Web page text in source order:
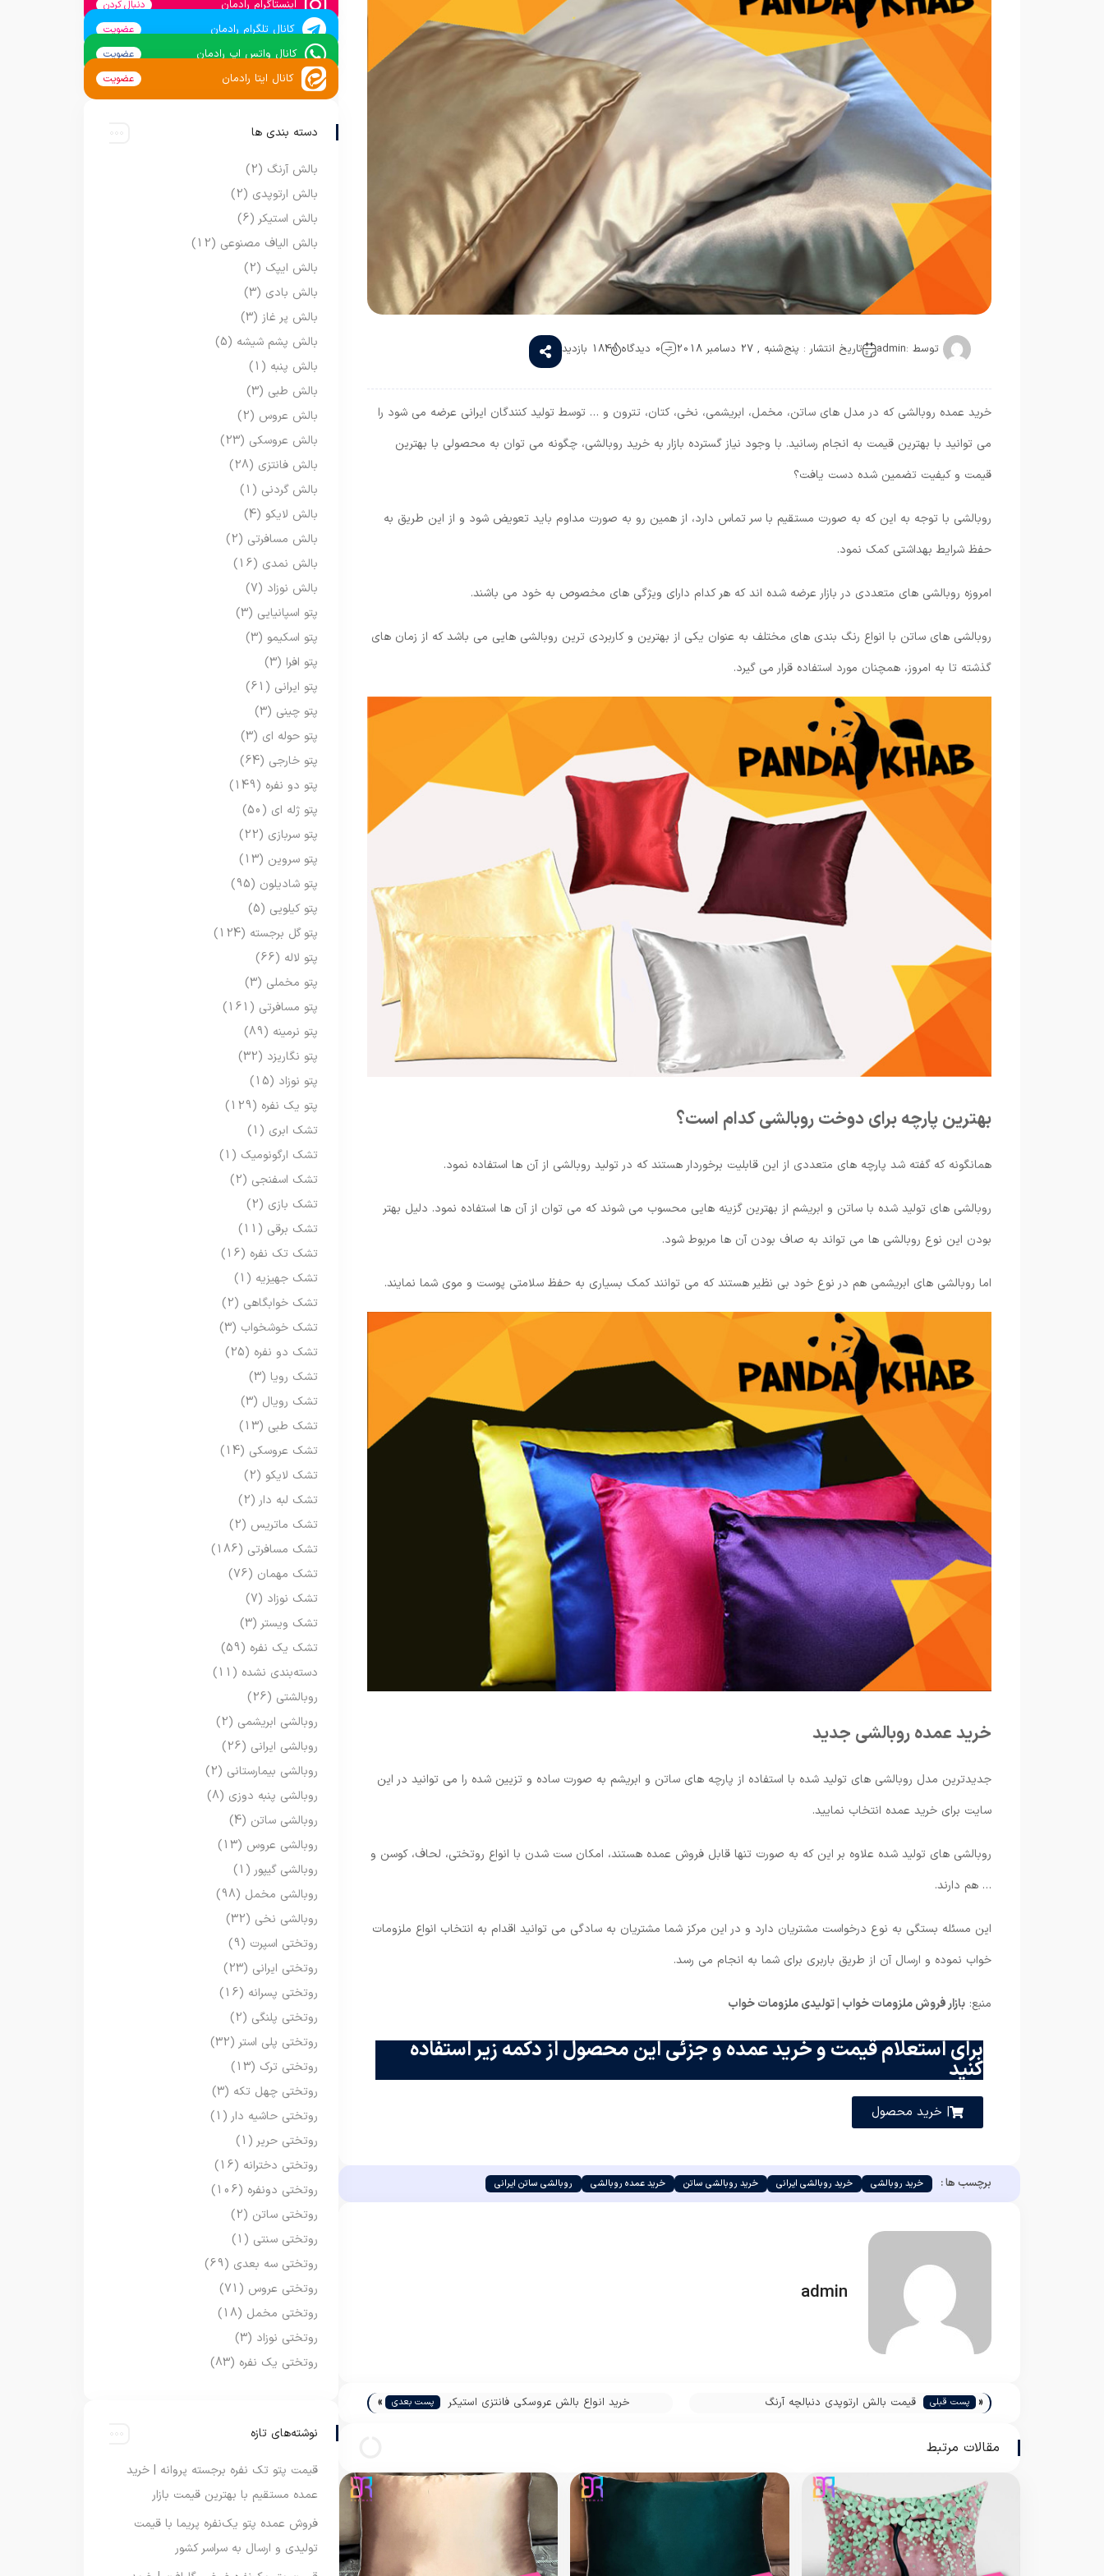
توسط :admin تاریخ انتشار : پنج‌شنبه , 27 دسامبر 2018 0 دیدگاه 184 بازدید
خرید عمده روبالشی که در مدل های ساتن، مخمل، ابریشمی، نخی، کتان، تترون و … توسط تولید کنندگان ایرانی عرضه می شود را
می توانید با بهترین قیمت به انجام رسانید. با وجود نیاز گسترده بازار به خرید روبالشی، چگونه می توان به محصولی با بهترین
قیمت و کیفیت تضمین شده دست یافت؟
روبالشی با توجه به این که به صورت مستقیم با سر تماس دارد، از همین رو به صورت مداوم باید تعویض شود و از این طریق به
حفظ شرایط بهداشتی کمک نمود.
امروزه روبالشی های متعددی در بازار عرضه شده اند که هر کدام دارای ویژگی های مخصوص به خود می باشند.
روبالشی های ساتن با انواع رنگ بندی های مختلف به عنوان یکی از بهترین و کاربردی ترین روبالشی هایی می باشد که از زمان های
گذشته تا به امروز، همچنان مورد استفاده قرار می گیرد.
بهترین پارچه برای دوخت روبالشی کدام است؟
همانگونه که گفته شد پارچه های متعددی از این قابلیت برخوردار هستند که در تولید روبالشی از آن ها استفاده نمود.
روبالشی های تولید شده با ساتن و ابریشم از بهترین گزینه هایی محسوب می شوند که می توان از آن ها استفاده نمود. دلیل بهتر
بودن این نوع روبالشی ها می تواند به صاف بودن آن ها مربوط شود.
اما روبالشی های ابریشمی هم در نوع خود بی نظیر هستند که می توانند کمک بسیاری به حفظ سلامتی پوست و موی شما نمایند.
خرید عمده روبالشی جدید
جدیدترین مدل روبالشی های تولید شده با استفاده از پارچه های ساتن و ابریشم به صورت ساده و تزیین شده را می توانید در این
سایت برای خرید عمده انتخاب نمایید.
روبالشی های تولید شده علاوه بر این که به صورت تنها قابل فروش عمده هستند، امکان ست شدن با انواع روتختی، لحاف، کوسن و
… هم دارند.
این مسئله بستگی به نوع درخواست مشتریان دارد و در این مرکز شما مشتریان به سادگی می توانید اقدام به انتخاب انواع ملزومات
خواب نموده و ارسال آن از طریق باربری برای شما به انجام می رسد.
منبع: بازار فروش ملزومات خواب | تولیدی ملزومات خواب
برای استعلام قیمت و خرید عمده و جزئی این محصول از دکمه زیر استفاده
کنید
| خرید محصول
برچسب ها : خرید روبالشی خرید روبالشی ایرانی خرید روبالشی ساتن خرید عمده روبالشی روبالشی ساتن ایرانی
admin
« پست قبلی قیمت بالش ارتوپدی دنبالچه آرنگ خرید انواع بالش عروسکی فانتزی استیکر پست بعدی »
مقالات مرتبط
اینستاگرام رادمان دنبال کردن
کانال تلگرام رادمان عضویت
کانال واتس اپ رادمان عضویت
کانال ایتا رادمان عضویت
دسته بندی ها
بالش آرنگ (2)
بالش ارتوپدی (2)
بالش استیکر (6)
بالش الیاف مصنوعی (12)
بالش ایپک (2)
بالش بادی (3)
بالش پر غاز (3)
بالش پشم شیشه (5)
بالش پنبه (1)
بالش طبی (3)
بالش عروس (2)
بالش عروسکی (23)
بالش فانتزی (28)
بالش گردنی (1)
بالش لایکو (4)
بالش مسافرتی (2)
بالش نمدی (16)
بالش نوزاد (7)
پتو اسپانیایی (3)
پتو اسکیمو (3)
پتو افرا (3)
پتو ایرانی (61)
پتو چینی (3)
پتو حوله ای (3)
پتو خارجی (64)
پتو دو نفره (149)
پتو ژله ای (50)
پتو سربازی (22)
پتو سروین (13)
پتو شادیلون (95)
پتو کیلویی (5)
پتو گل برجسته (124)
پتو لاله (66)
پتو مخملی (3)
پتو مسافرتی (161)
پتو نرمینه (89)
پتو نگاریزد (32)
پتو نوزاد (15)
پتو یک نفره (129)
تشک ابری (1)
تشک ارگونومیک (1)
تشک اسفنجی (2)
تشک بازی (2)
تشک برقی (11)
تشک تک نفره (16)
تشک جهیزیه (1)
تشک خوابگاهی (2)
تشک خوشخواب (3)
تشک دو نفره (25)
تشک رویا (3)
تشک رویال (3)
تشک طبی (13)
تشک عروسکی (14)
تشک لایکو (2)
تشک لبه دار (2)
تشک ماتریس (2)
تشک مسافرتی (186)
تشک مهمان (76)
تشک نوزاد (7)
تشک ویستر (3)
تشک یک نفره (59)
دسته‌بندی نشده (11)
روبالشتی (26)
روبالشی ابریشمی (2)
روبالشی ایرانی (26)
روبالشی بیمارستانی (2)
روبالشی پنبه دوزی (8)
روبالشی ساتن (4)
روبالشی عروس (13)
روبالشی گیپور (1)
روبالشی مخمل (98)
روبالشی نخی (32)
روتختی اسپرت (9)
روتختی ایرانی (23)
روتختی پسرانه (16)
روتختی پلنگی (2)
روتختی پلی استر (32)
روتختی ترک (13)
روتختی چهل تکه (3)
روتختی حاشیه دار (1)
روتختی حریر (1)
روتختی دخترانه (16)
روتختی دونفره (106)
روتختی ساتن (2)
روتختی سنتی (1)
روتختی سه بعدی (69)
روتختی عروس (71)
روتختی مخمل (18)
روتختی نوزاد (3)
روتختی یک نفره (83)
نوشته‌های تازه
قیمت پتو تک نفره برجسته پروانه | خرید
عمده مستقیم با بهترین قیمت بازار
فروش عمده پتو یک‌نفره پریما با قیمت
تولیدی و ارسال به سراسر کشور